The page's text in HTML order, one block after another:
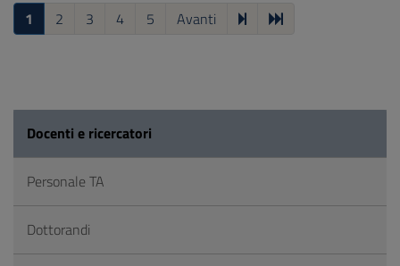
1 2 3 4 5 Avanti
Docenti e ricercatori
Personale TA
Dottorandi